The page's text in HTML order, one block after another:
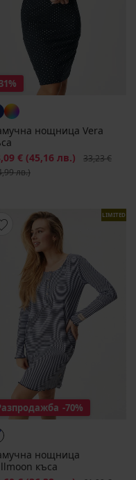
нощница Vera
€ (45,16 лв.)
33,23 €
лв.)
LIMITED
-70%
нощница
къса